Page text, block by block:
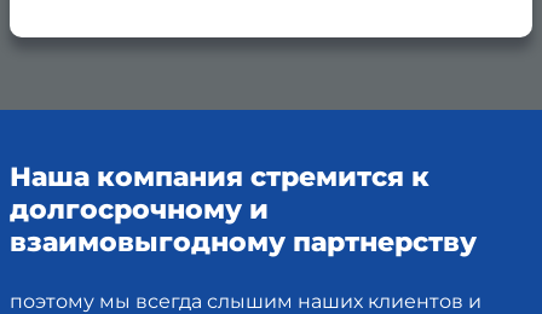
Наша компания стремится к
долгосрочному и
взаимовыгодному партнерству
поэтому мы всегда слышим наших клиентов и